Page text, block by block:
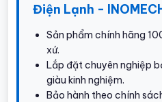
Điện Lạnh -
Sản phẩm chính hãng
xứ.
Lắp đặt chuyên nghiệp
giàu kinh nghiệm.
Bảo hành theo chính